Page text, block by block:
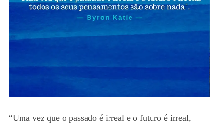
“Uma vez que o passado é irreal e o futuro é irreal,